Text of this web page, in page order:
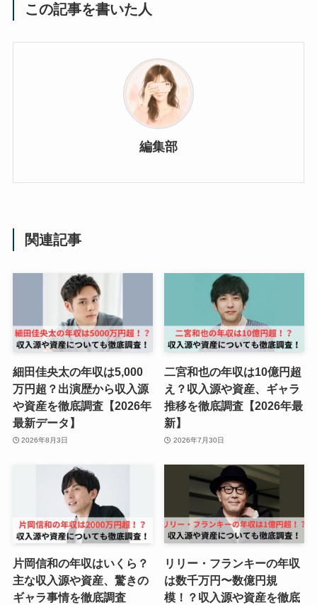
この記事を書いた人
編集部
関連記事
細田佳央太の年収は5,000
万円超？出演歴から収入源
や資産を徹底調査【2026年
最新データ】
2026年8月3日
二宮和也の年収は10億円超
え？収入源や資産、ギャラ
推移を徹底調査【2026年最
新】
2026年7月30日
片岡信和の年収はいくら？
主な収入源や資産、驚きの
ギャラ事情を徹底調査
リリー・フランキーの年収
は数千万円〜数億円規
模！？収入源や資産を徹底